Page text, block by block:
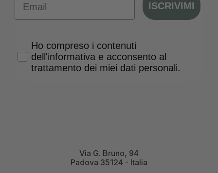
ISCRIVIMI
Privacy Policy
Ho compreso i contenuti
dell'informativa e acconsento al
trattamento dei miei dati personali.
Via G. Bruno, 94
Padova 35124 - Italia